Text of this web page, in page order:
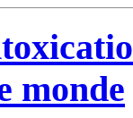
monde